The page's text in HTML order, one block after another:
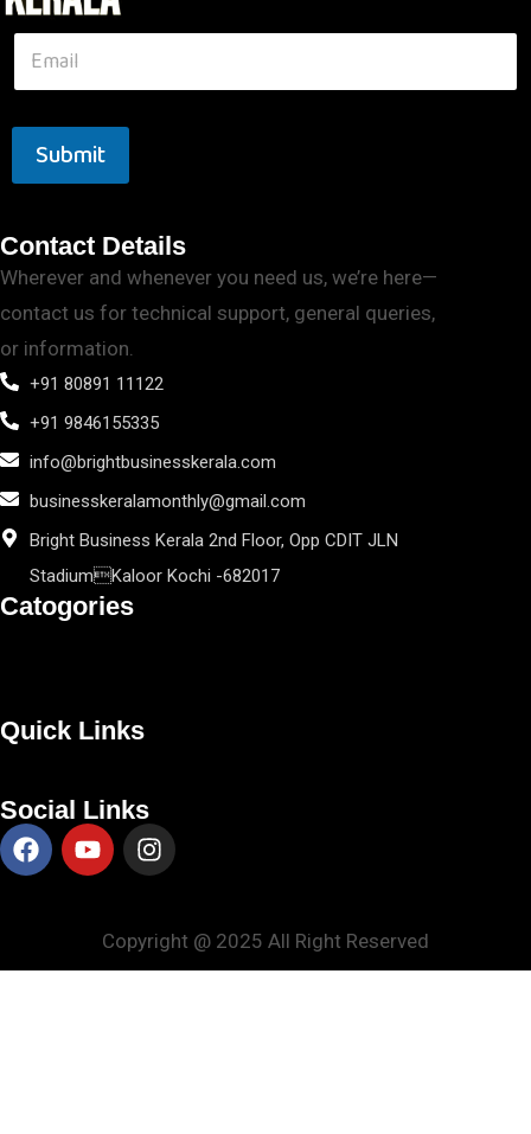
Submit
Contact Details
Wherever and whenever you need us, we’re here—
contact us for technical support, general queries,
or information.
+91 80891 11122
+91 9846155335
info@brightbusinesskerala.com
businesskeralamonthly@gmail.com
Bright Business Kerala 2nd Floor, Opp CDIT JLN
StadiumKaloor Kochi -682017
Catogories
Quick Links
Social Links
Copyright @ 2025 All Right Reserved